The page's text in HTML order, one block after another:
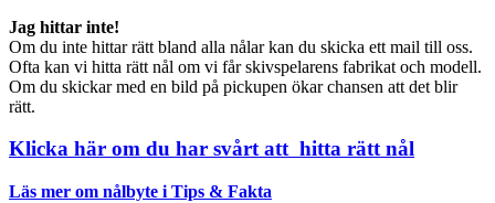
Jag hittar inte!
Om du inte hittar rätt bland alla nålar kan du skicka ett mail till oss.
Ofta kan vi hitta rätt nål om vi får skivspelarens fabrikat och modell.
Om du skickar med en bild på pickupen ökar chansen att det blir
rätt.
Klicka här om du har svårt att hitta rätt nål
Läs mer om nålbyte i Tips & Fakta